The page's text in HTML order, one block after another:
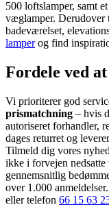
500 loftslamper, samt
væglamper. Derudover
badeværelset,
lamperog find
Fordele ved
Vi prioriterer god
prismatchning – hvis
autoriseret forhandler,
dages returret og
Tilmeld dig vores
ikke i forvejen nedsatte
gennemsnitlig
over 1.000
eller telefon 66 15 63